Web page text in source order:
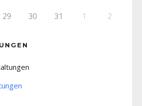
29 30 31 1 2